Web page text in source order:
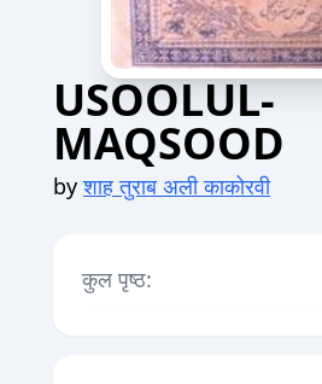
USOOLUL-
MAQSOOD
byशाह तुराब अली काकोरवी
कुल पृष्ठ: